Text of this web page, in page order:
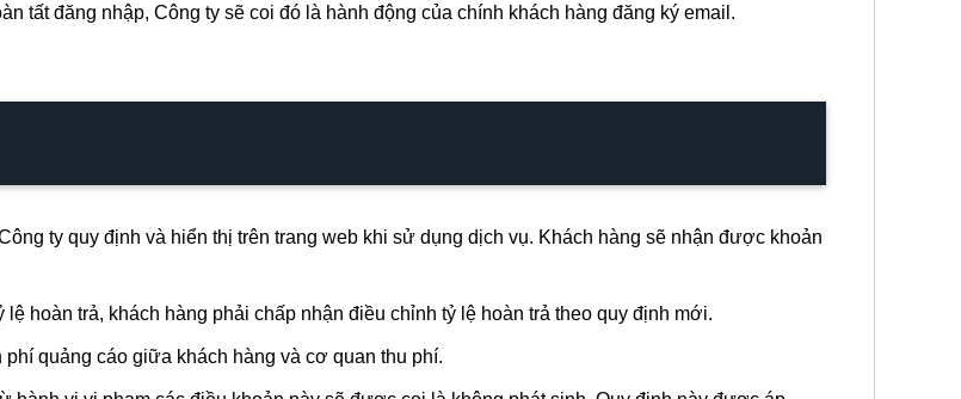
tất đăng nhập, Công ty sẽ coi đó là hành động của chính khách hàng đăng ký email.
ty quy định và hiển thị trên trang web khi sử dụng dịch vụ. Khách hàng sẽ nhận được khoản
hoàn trả, khách hàng phải chấp nhận điều chỉnh tỷ lệ hoàn trả theo quy định mới.
quảng cáo giữa khách hàng và cơ quan thu phí.